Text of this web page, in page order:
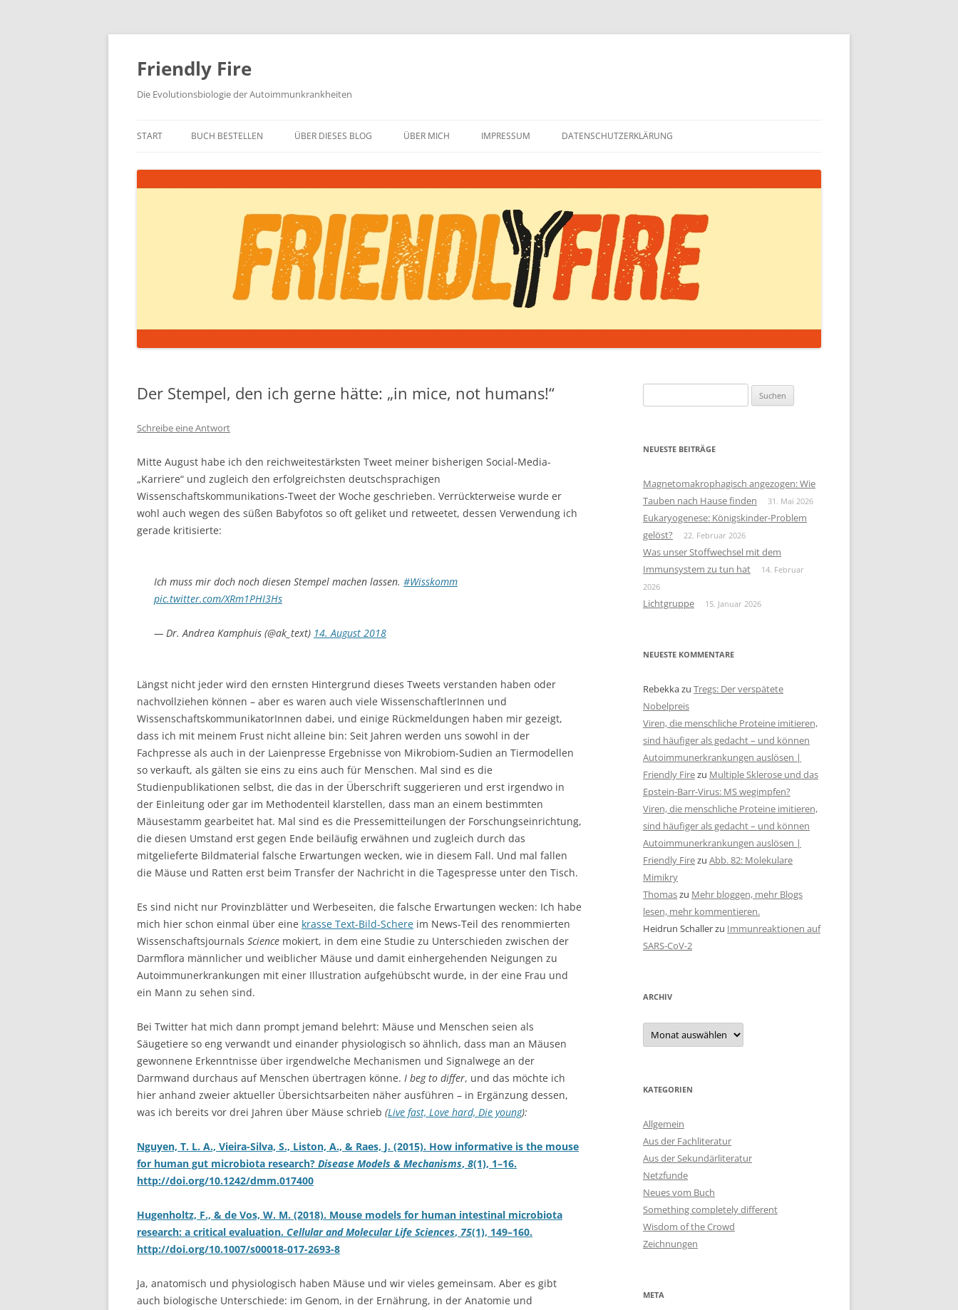
Zum
springen
Friendly Fire
Die Evolutionsbiologie der Autoimmunkrankheiten
START BUCH BESTELLEN ÜBER DIESES BLOG ÜBER MICH IMPRESSUM DATENSCHUTZERKLÄRUNG
Der Stempel, den ich gerne hätte: „in mice, not humans!“
Schreibe eine Antwort
Mitte August habe ich den reichweitestärksten Tweet meiner bisherigen Social-Media-
„Karriere“ und zugleich den erfolgreichsten deutschsprachigen
Wissenschaftskommunikations-Tweet der Woche geschrieben. Verrückterweise wurde er
wohl auch wegen des süßen Babyfotos so oft geliket und retweetet, dessen Verwendung ich
gerade kritisierte:
Ich muss mir doch noch diesen Stempel machen lassen. #Wisskomm
pic.twitter.com/XRm1PHI3Hs
— Dr. Andrea Kamphuis (@ak_text) 14. August 2018
Längst nicht jeder wird den ernsten Hintergrund dieses Tweets verstanden haben oder
nachvollziehen können – aber es waren auch viele WissenschaftlerInnen und
WissenschaftskommunikatorInnen dabei, und einige Rückmeldungen haben mir gezeigt,
dass ich mit meinem Frust nicht alleine bin: Seit Jahren werden uns sowohl in der
Fachpresse als auch in der Laienpresse Ergebnisse von Mikrobiom-Sudien an Tiermodellen
so verkauft, als gälten sie eins zu eins auch für Menschen. Mal sind es die
Studienpublikationen selbst, die das in der Überschrift suggerieren und erst irgendwo in
der Einleitung oder gar im Methodenteil klarstellen, dass man an einem bestimmten
Mäusestamm gearbeitet hat. Mal sind es die Pressemitteilungen der Forschungseinrichtung,
die diesen Umstand erst gegen Ende beiläufig erwähnen und zugleich durch das
mitgelieferte Bildmaterial falsche Erwartungen wecken, wie in diesem Fall. Und mal fallen
die Mäuse und Ratten erst beim Transfer der Nachricht in die Tagespresse unter den Tisch.
Es sind nicht nur Provinzblätter und Werbeseiten, die falsche Erwartungen wecken: Ich habe
mich hier schon einmal über eine krasse Text-Bild-Schere im News-Teil des renommierten
Wissenschaftsjournals Science mokiert, in dem eine Studie zu Unterschieden zwischen der
Darmflora männlicher und weiblicher Mäuse und damit einhergehenden Neigungen zu
Autoimmunerkrankungen mit einer Illustration aufgehübscht wurde, in der eine Frau und
ein Mann zu sehen sind.
Bei Twitter hat mich dann prompt jemand belehrt: Mäuse und Menschen seien als
Säugetiere so eng verwandt und einander physiologisch so ähnlich, dass man an Mäusen
gewonnene Erkenntnisse über irgendwelche Mechanismen und Signalwege an der
Darmwand durchaus auf Menschen übertragen könne. I beg to differ, und das möchte ich
hier anhand zweier aktueller Übersichtsarbeiten näher ausführen – in Ergänzung dessen,
was ich bereits vor drei Jahren über Mäuse schrieb (Live fast, Love hard, Die young):
Nguyen, T. L. A., Vieira-Silva, S., Liston, A., & Raes, J. (2015). How informative is the mouse
for human gut microbiota research? Disease Models & Mechanisms, 8(1), 1–16.
http://doi.org/10.1242/dmm.017400
Hugenholtz, F., & de Vos, W. M. (2018). Mouse models for human intestinal microbiota
research: a critical evaluation. Cellular and Molecular Life Sciences, 75(1), 149–160.
http://doi.org/10.1007/s00018-017-2693-8
Ja, anatomisch und physiologisch haben Mäuse und wir vieles gemeinsam. Aber es gibt
auch biologische Unterschiede: im Genom, in der Ernährung, in der Anatomie und
nach:
NEUESTE BEITRÄGE
Magnetomakrophagisch angezogen: Wie
Tauben nach Hause finden
31. Mai 2026
Eukaryogenese: Königskinder-Problem
gelöst?
22. Februar 2026
Was unser Stoffwechsel mit dem
Immunsystem zu tun hat
14. Februar
2026
Lichtgruppe 15. Januar 2026
NEUESTE KOMMENTARE
Rebekkazu Tregs: Der verspätete
Nobelpreis
Viren, die menschliche Proteine imitieren,
sind häufiger als gedacht – und können
Autoimmunerkrankungen auslösen |
Friendly Firezu Multiple Sklerose und das
Epstein-Barr-Virus: MS wegimpfen?
Viren, die menschliche Proteine imitieren,
sind häufiger als gedacht – und können
Autoimmunerkrankungen auslösen |
Friendly Firezu Abb. 82: Molekulare
Mimikry
Thomaszu Mehr bloggen, mehr Blogs
lesen, mehr kommentieren.
Heidrun Schallerzu Immunreaktionen auf
SARS-CoV-2
ARCHIV
Archiv
KATEGORIEN
Allgemein
Aus der Fachliteratur
Aus der Sekundärliteratur
Netzfunde
Neues vom Buch
Something completely different
Wisdom of the Crowd
Zeichnungen
META